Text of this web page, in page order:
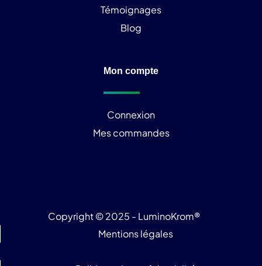
Témoignages
Blog
Mon compte
Connexion
Mes commandes
Copyright © 2025 - LuminoKrom®
Mentions légales